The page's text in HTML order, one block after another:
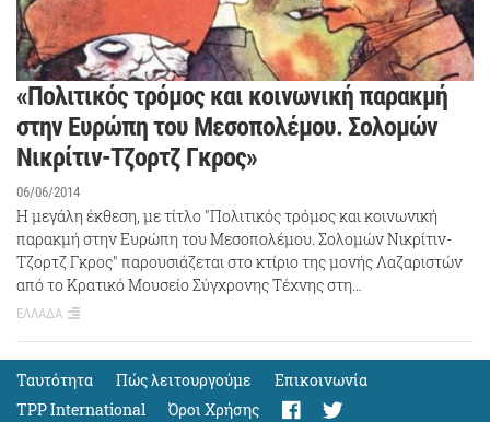
«Πολιτικός τρόμος και κοινωνική παρακμή
στην Ευρώπη του Μεσοπολέμου. Σολομών
Νικρίτιν-Τζορτζ Γκρος»
06/06/2014
H μεγάλη έκθεση, με τίτλο "Πολιτικός τρόμος και κοινωνική
παρακμή στην Ευρώπη του Μεσοπολέμου. Σολομών Νικρίτιν-
Τζορτζ Γκρος" παρουσιάζεται στο κτίριο της μονής Λαζαριστών
από το Κρατικό Μουσείο Σύγχρονης Τέχνης στη…
ΕΛΛΑΔΑ
Ταυτότητα Πώς λειτουργούμε
Eπικοινωνία
TPP International
Όροι Χρήσης